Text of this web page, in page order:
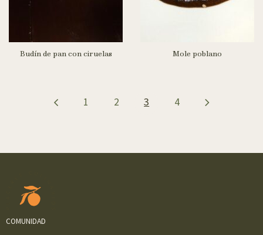
Budín de pan con ciruelas Mole poblano
1 2 3 4
COMUNIDAD